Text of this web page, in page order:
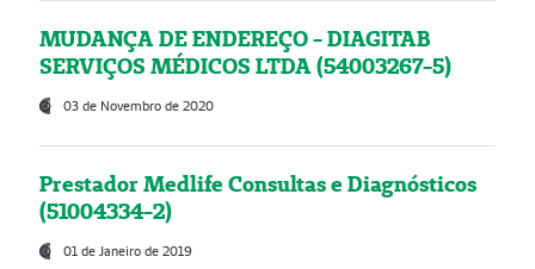
MUDANÇA DE ENDEREÇO - DIAGITAB
SERVIÇOS MÉDICOS LTDA (54003267-5)
03 de Novembro de 2020
Prestador Medlife Consultas e Diagnósticos
(51004334-2)
01 de Janeiro de 2019